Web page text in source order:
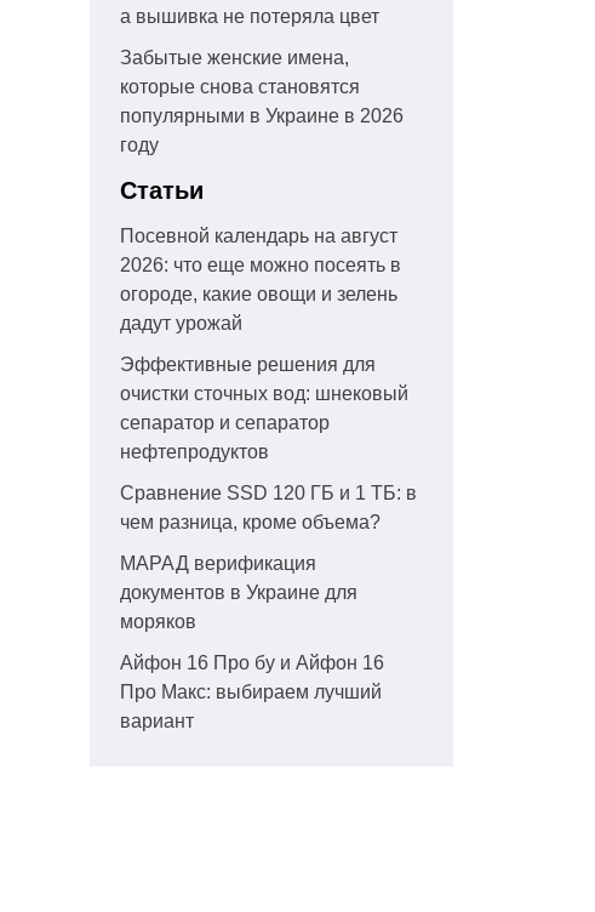
а вышивка не потеряла цвет
Забытые женские имена,
которые снова становятся
популярными в Украине в 2026
году
Статьи
Посевной календарь на август
2026: что еще можно посеять в
огороде, какие овощи и зелень
дадут урожай
Эффективные решения для
очистки сточных вод: шнековый
сепаратор и сепаратор
нефтепродуктов
Сравнение SSD 120 ГБ и 1 ТБ: в
чем разница, кроме объема?
МАРАД верификация
документов в Украине для
моряков
Айфон 16 Про бу и Айфон 16
Про Макс: выбираем лучший
вариант